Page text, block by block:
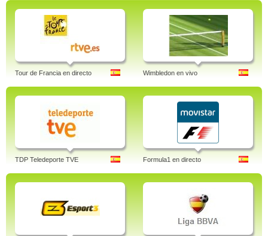
Tour de Francia en directo Wimbledon en vivo
TDP Teledeporte TVE Formula1 en directo